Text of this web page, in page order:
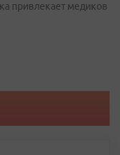
привлекает медиков